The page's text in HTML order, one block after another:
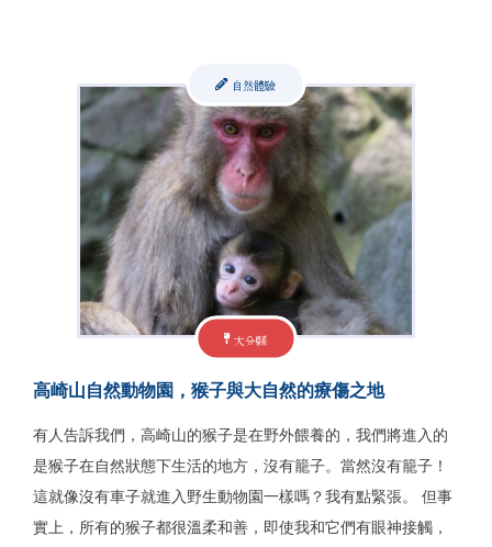
大分縣
自然體驗
高崎山自然動物園，猴子與大自然的療傷之地
有人告訴我們，高崎山的猴子是在野外餵養的，我們將進入的
是猴子在自然狀態下生活的地方，沒有籠子。當然沒有籠子！
這就像沒有車子就進入野生動物園一樣嗎？我有點緊張。 但事
實上，所有的猴子都很溫柔和善，即使我和它們有眼神接觸，